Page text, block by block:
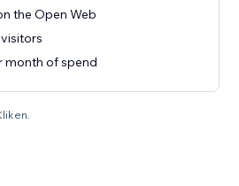
the Open Web
month of spend